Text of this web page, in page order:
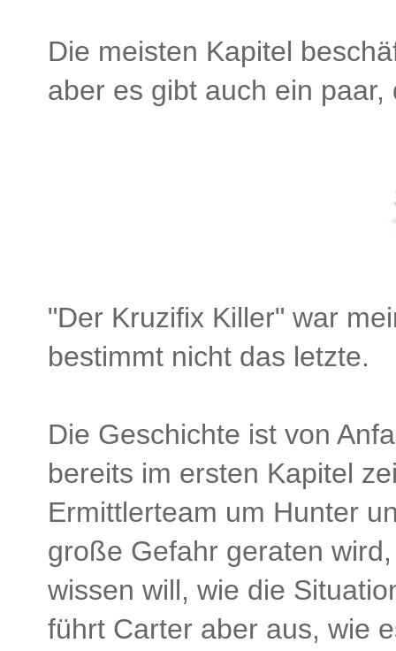
Die meisten Kapitel
aber es gibt auch ein
"Der Kruzifix Killer" war
bestimmt nicht das letzte.
Die Geschichte ist von
bereits im ersten Kapitel
Ermittlerteam um Hunter
große Gefahr geraten
wissen will, wie die
führt Carter aber aus, wie